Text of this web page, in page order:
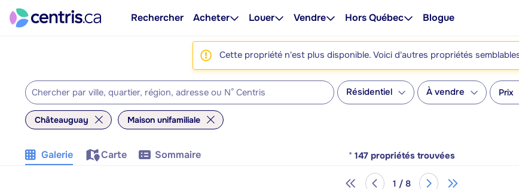
Rechercher Acheter Louer Vendre Hors Québec Blogue
Cette propriété n'est plus disponible. Voici d'autres propriétés
Résidentiel À vendre Prix
Châteauguay Maison unifamiliale
Galerie Carte Sommaire * 147 propriétés trouvées
1 / 8